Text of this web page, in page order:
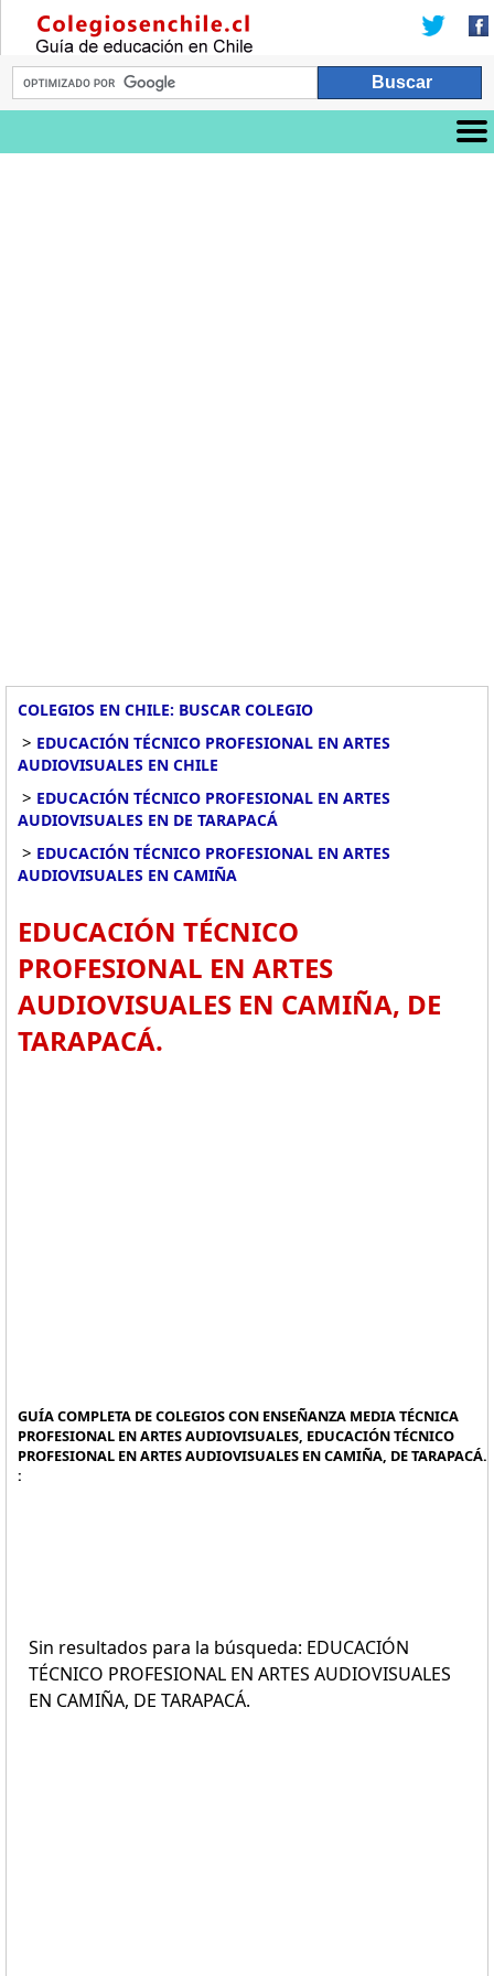
COLEGIOS EN CHILE: BUSCAR COLEGIO
> EDUCACIÓN TÉCNICO PROFESIONAL EN ARTES
AUDIOVISUALES EN CHILE
> EDUCACIÓN TÉCNICO PROFESIONAL EN ARTES
AUDIOVISUALES EN DE TARAPACÁ
> EDUCACIÓN TÉCNICO PROFESIONAL EN ARTES
AUDIOVISUALES EN CAMIÑA
EDUCACIÓN TÉCNICO
PROFESIONAL EN ARTES
AUDIOVISUALES EN CAMIÑA, DE
TARAPACÁ.
GUÍA COMPLETA DE COLEGIOS CON ENSEÑANZA MEDIA TÉCNICA
PROFESIONAL EN ARTES AUDIOVISUALES, EDUCACIÓN TÉCNICO
PROFESIONAL EN ARTES AUDIOVISUALES EN CAMIÑA, DE TARAPACÁ.
:
Sin resultados para la búsqueda: EDUCACIÓN
TÉCNICO PROFESIONAL EN ARTES AUDIOVISUALES
EN CAMIÑA, DE TARAPACÁ.